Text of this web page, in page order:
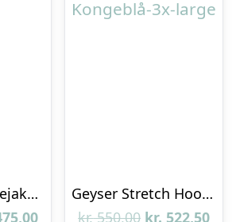
Geyser Let Løbejakke Sort-large
Den
Geyser Stretch Hoodie Kongeblå-3x-large
kr.550,00 Den
kr. 522,50Den